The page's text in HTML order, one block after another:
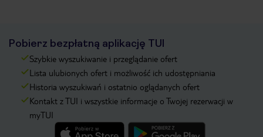
Pobierz bezpłatną aplikację TUI
Szybkie wyszukiwanie i przeglądanie ofert
Lista ulubionych ofert i możliwość ich udostępniania
Historia wyszukiwań i ostatnio oglądanych ofert
Kontakt z TUI i wszystkie informacje o Twojej rezerwacji w
myTUI